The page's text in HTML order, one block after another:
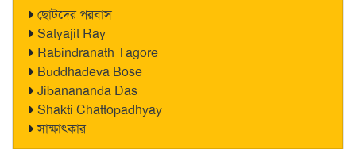
ছোটদের পরবাস
Satyajit Ray
Rabindranath Tagore
Buddhadeva Bose
Jibanananda Das
Shakti Chattopadhyay
সাক্ষাৎকার